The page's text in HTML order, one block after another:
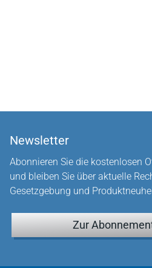
Newsletter
Abonnieren Sie die kostenlosen
und bleiben Sie über aktuelle
Gesetzgebung und
Zur